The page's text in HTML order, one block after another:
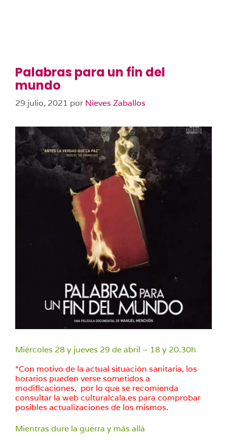
Palabras para un fin del
mundo
29 julio, 2021 por Nieves Zaballos
Miércoles 28 y jueves 29 de abril – 18 y 20.30h
*Con motivo de la actual situación sanitaria, los
horarios pueden verse sometidos a
modificaciones, por lo que se recomienda
consultar la web culturalcala.es para comprobar
posibles actualizaciones de los mismos.
Mientras dure la guerra y más allá